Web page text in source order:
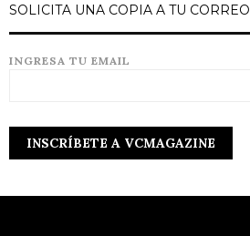
SOLICITA UNA COPIA A TU CORREO
INGRESA TU EMAIL